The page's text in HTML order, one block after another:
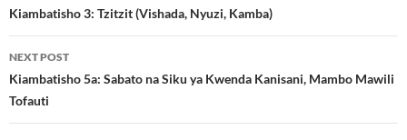
navigation
Kiambatisho 3: Tzitzit (Vishada, Nyuzi, Kamba)
NEXT POST
Kiambatisho 5a: Sabato na Siku ya Kwenda Kanisani, Mambo Mawili
Tofauti